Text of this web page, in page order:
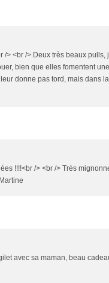
/> <br /> Deux très beaux pulls,
bien que elles fomentent une
donne pas tord, mais dans
!!!!<br /> <br /> Très
avec sa maman, beau